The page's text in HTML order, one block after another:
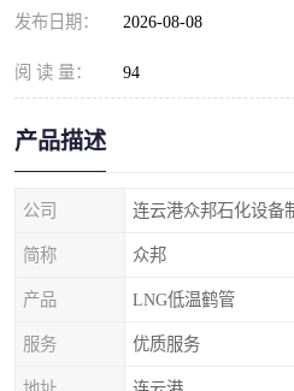
发布日期： 2026-08-08
阅 读 量： 94
产品描述
公司 连云港众邦石化设备
简称 众邦
产品 LNG低温鹤管
服务 优质服务